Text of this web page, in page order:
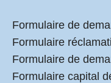
Formulaire de
Formulaire
Formulaire de
Formulaire capital